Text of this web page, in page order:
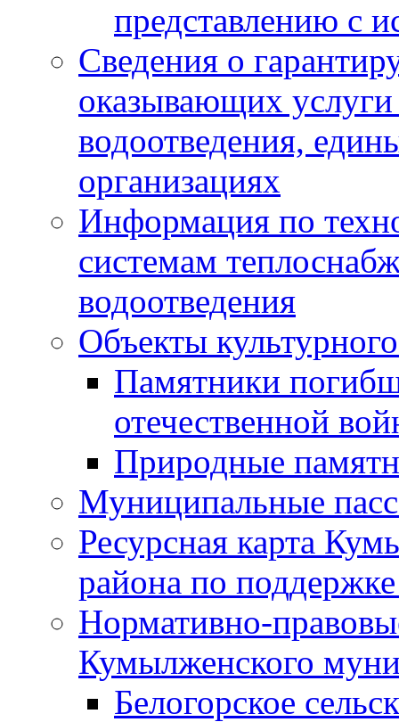
представлению с
Сведения о
оказывающих
водоотведения,
организациях
Информация по
системам
водоотведения
Объекты
Памятники
отечественной
Природные
Муниципальные
Ресурсная карта
района по
Нормативно-
Кумылженского
Белогорское